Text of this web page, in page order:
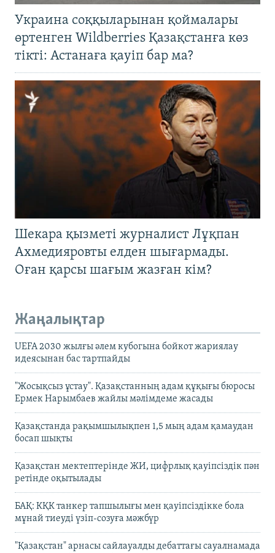
Украина соққыларынан қоймалары
өртенген Wildberries Қазақстанға көз
тікті: Астанаға қауіп бар ма?
Шекара қызметі журналист Лұқпан
Ахмедияровты елден шығармады.
Оған қарсы шағым жазған кім?
Жаңалықтар
UEFA 2030 жылғы әлем кубогына бойкот жариялау
идеясынан бас тартпайды
"Жосықсыз ұстау". Қазақстанның адам құқығы бюросы
Ермек Нарымбаев жайлы мәлімдеме жасады
Қазақстанда рақымшылықпен 1,5 мың адам қамаудан
босап шықты
Қазақстан мектептерінде ЖИ, цифрлық қауіпсіздік пән
ретінде оқытылады
БАҚ: КҚК танкер тапшылығы мен қауіпсіздікке бола
мұнай тиеуді үзіп-созуға мәжбүр
"Қазақстан" арнасы сайлауалды дебаттағы сауалнамада